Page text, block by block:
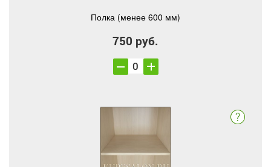
Полка (менее 600 мм)
750 руб.